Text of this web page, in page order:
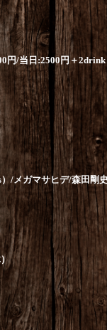
円/当日:2500円＋
）/ メガマサヒデ/森田剛史